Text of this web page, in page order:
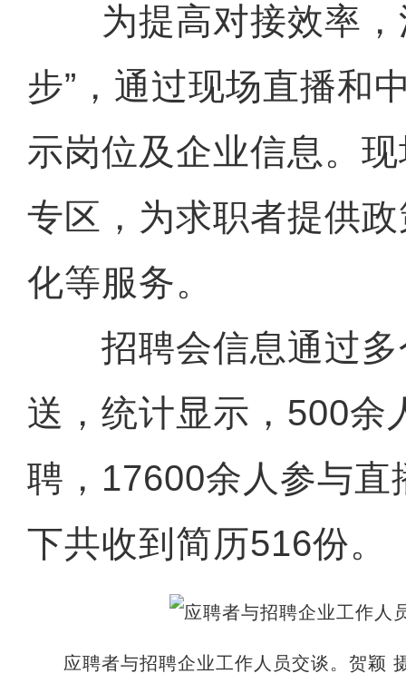
为提高对接效率，
步”，通过现场直播和
示岗位及企业信息。
专区，为求职者提供
化等服务。
招聘会信息通过多
送，统计显示，500余
聘，17600余人参与直
下共收到简历516份。
应聘者与招聘企业工作人员交谈。贺颖